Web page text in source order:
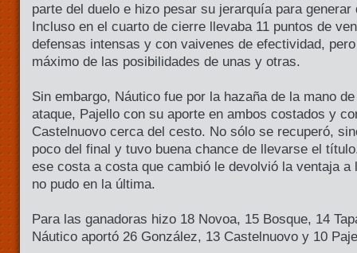
parte del duelo e hizo pesar su jerarquía para
Incluso en el cuarto de cierre llevaba 11 puntos de
defensas intensas y con vaivenes de efectividad,
máximo de las posibilidades de unas y otras.
Sin embargo, Náutico fue por la hazaña de la mano
ataque, Pajello con su aporte en ambos costados y
Castelnuovo cerca del cesto. No sólo se recuperó,
poco del final y tuvo buena chance de llevarse el
ese costa a costa que cambió le devolvió la ventaja
no pudo en la última.
Para las ganadoras hizo 18 Novoa, 15 Bosque, 14
Náutico aportó 26 González, 13 Castelnuovo y 10